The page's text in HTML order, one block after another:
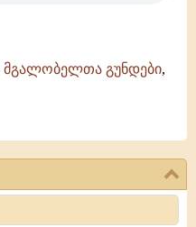
მგალობელთა გუნდები,